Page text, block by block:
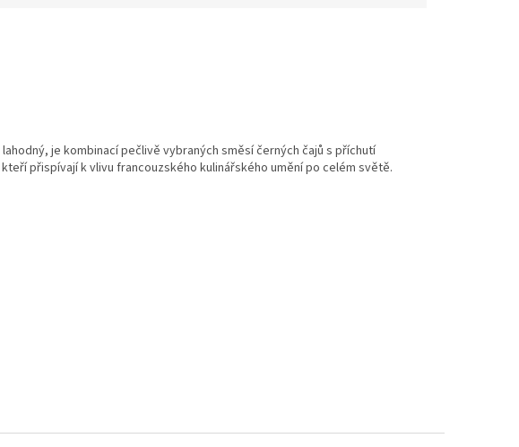
je kombinací pečlivě vybraných směsí černých čajů s příchutí
přispívají k vlivu francouzského kulinářského umění po celém světě.